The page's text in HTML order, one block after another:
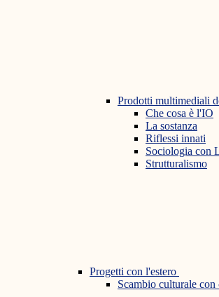
Prodotti multimediali
Che cosa è l'IO
La sostanza
Riflessi innati
Sociologia con
Strutturalismo
Progetti con l'estero
Scambio culturale